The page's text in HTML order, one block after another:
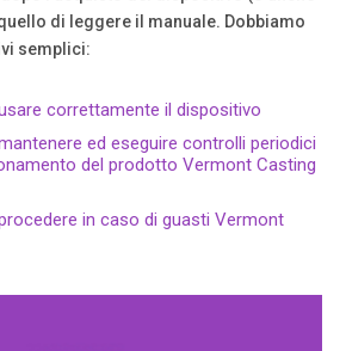
10004324 1. Read all instructions
10004324 Stove Dimensions A B
T op 565mm 22 ¹⁄₄ ” BW idth at
17” E Depth at Stove T op 400mm
di leggere il manuale. Dobbiamo
semplici:
correttamente il dispositivo
ed eseguire controlli periodici
del prodotto Vermont Casting
in caso di guasti Vermont